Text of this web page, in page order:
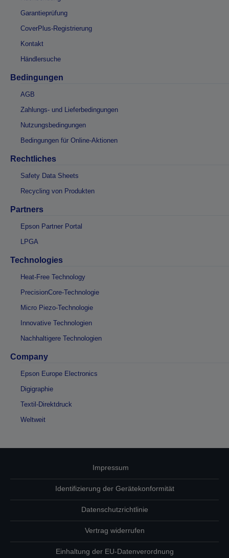
Garantieprüfung
CoverPlus-Registrierung
Kontakt
Händlersuche
Bedingungen
AGB
Zahlungs- und Lieferbedingungen
Nutzungsbedingungen
Bedingungen für Online-Aktionen
Rechtliches
Safety Data Sheets
Recycling von Produkten
Partners
Epson Partner Portal
LPGA
Technologies
Heat-Free Technology
PrecisionCore-Technologie
Micro Piezo-Technologie
Innovative Technologien
Nachhaltigere Technologien
Company
Epson Europe Electronics
Digigraphie
Textil-Direktdruck
Weltweit
Impressum
Identifizierung der Gerätekonformität
Datenschutzrichtlinie
Vertrag widerrufen
Einhaltung der EU-Datenverordnung